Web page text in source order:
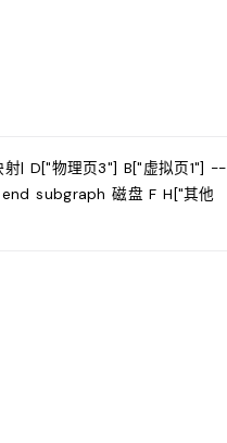
| D["物理页3"] B["虚拟页1"] --
subgraph 磁盘 F H["其他